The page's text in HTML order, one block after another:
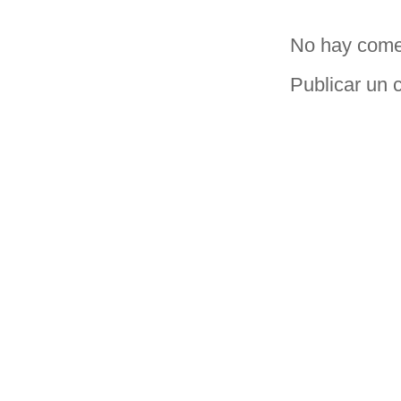
No hay
Publicar un